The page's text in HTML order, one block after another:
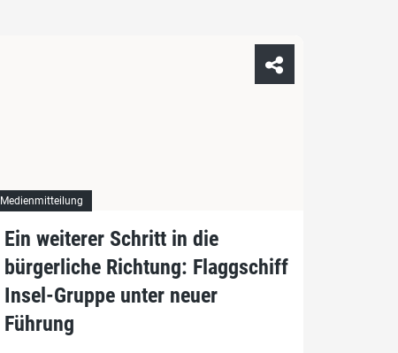
Medienmitteilung
Ein weiterer Schritt in die
bürgerliche Richtung: Flaggschiff
Insel-Gruppe unter neuer
Führung